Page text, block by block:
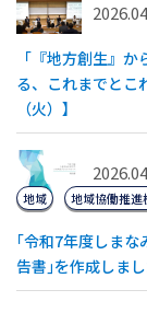
「『地方創生』
る、これまでと
（火）】
｢令和7年度しま
告書｣を作成しま
地域 地域協働推進